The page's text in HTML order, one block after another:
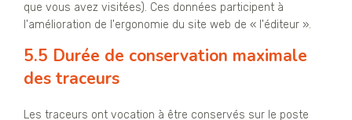
que vous avez visitées). Ces données participent à
l'amélioration de l'ergonomie du site web de « l'éditeur ».
5.5 Durée de conservation maximale
des traceurs
Les traceurs ont vocation à être conservés sur le poste